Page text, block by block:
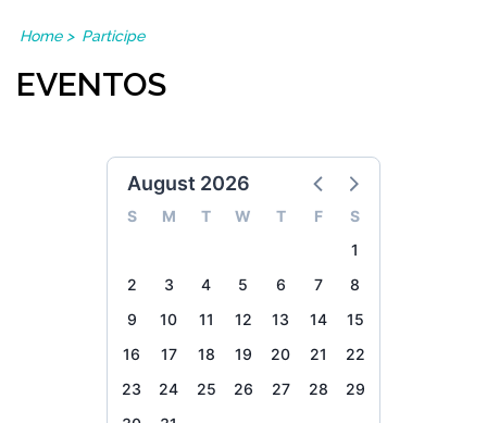
Home> Participe
EVENTOS
August 2026
S M T W T F
S
1
2
3 4 5 6 7
8
9
10 11 12 13 14
15
16
17 18 19 20 21
22
23
24 25 26 27 28
29